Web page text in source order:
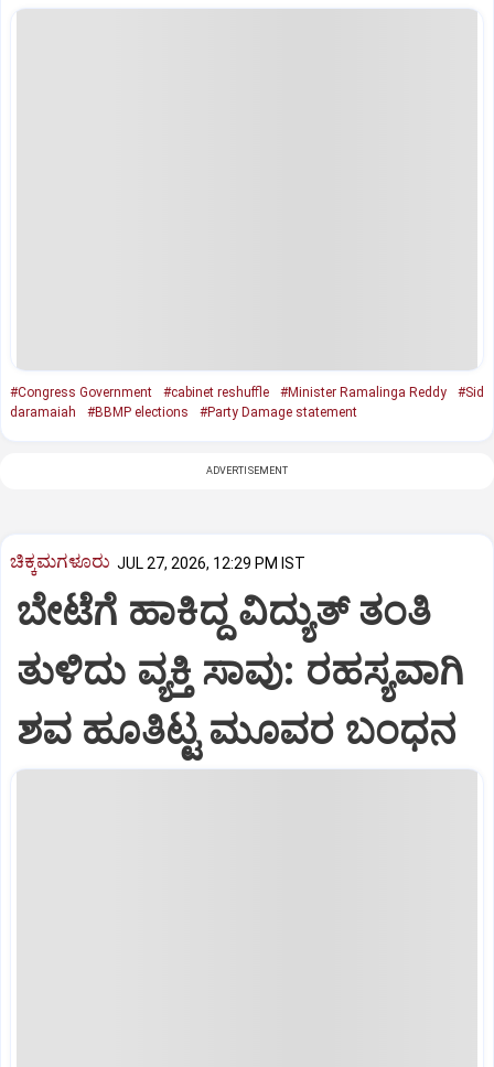
#Congress Government #cabinet reshuffle #Minister Ramalinga Reddy
#Sid
daramaiah
#BBMP elections #Party Damage statement
ADVERTISEMENT
ಚಿಕ್ಕಮಗಳೂರು JUL 27, 2026, 12:29 PM IST
ಬೇಟೆಗೆ ಹಾಕಿದ್ದ ವಿದ್ಯುತ್ ತಂತಿ
ತುಳಿದು ವ್ಯಕ್ತಿ ಸಾವು: ರಹಸ್ಯವಾಗಿ
ಶವ ಹೂತಿಟ್ಟ ಮೂವರ ಬಂಧನ